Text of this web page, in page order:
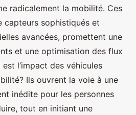
radicalement la mobilité. Ces
capteurs sophistiqués et
avancées, promettent une
et une optimisation des flux
l’impact des véhicules
Ils ouvrent la voie à une
inédite pour les personnes
tout en initiant une